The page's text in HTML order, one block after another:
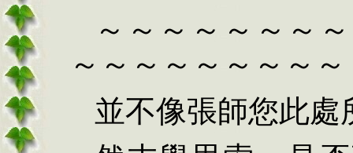
～～～～～～～
～～～～～～～～～
並不像張師您此